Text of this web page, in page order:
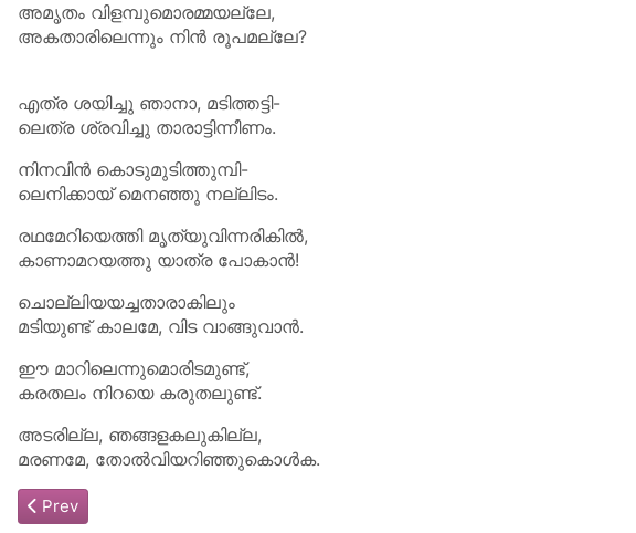
അമൃതം വിളമ്പുമൊരമ്മയല്ലേ,
അകതാരിലെന്നും നിൻ രൂപമല്ലേ?
എത്ര ശയിച്ചു ഞാനാ, മടിത്തട്ടി-
ലെത്ര ശ്രവിച്ചു താരാട്ടിന്നീണം.
നിനവിൻ കൊടുമുടിത്തുമ്പി-
ലെനിക്കായ് മെനഞ്ഞു നല്ലിടം.
രഥമേറിയെത്തി മൃത്യുവിന്നരികിൽ,
കാണാമറയത്തു യാത്ര പോകാൻ!
ചൊല്ലിയയച്ചതാരാകിലും
മടിയുണ്ട് കാലമേ, വിട വാങ്ങുവാൻ.
ഈ മാറിലെന്നുമൊരിടമുണ്ട്,
കരതലം നിറയെ കരുതലുണ്ട്.
അടരില്ല, ഞങ്ങളകലുകില്ല,
മരണമേ, തോൽവിയറിഞ്ഞുകൊൾക.
Previous article: സ്മരണകൾ
Prev